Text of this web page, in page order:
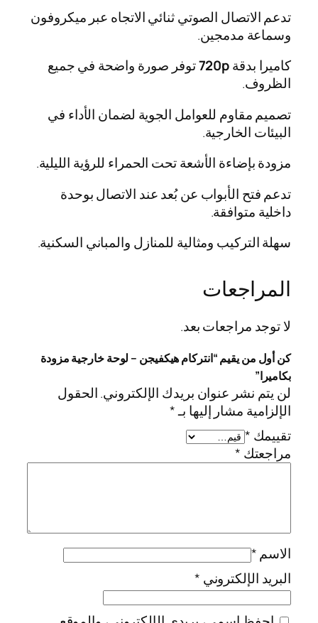
ل
و
ح
ة
ا
ر
ي
م
ز
و
ب
ا
ي
ر
ا
تدعم الاتصال الصوتي ثنائي الاتجاه عبر ميكروفون
وسماعة مدمجين.
كاميرا بدقة720pتوفر صورة واضحة في جميع
الظروف.
تصميم مقاوم للعوامل الجوية لضمان الأداء في
البيئات الخارجية.
مزودة بإضاءة الأشعة تحت الحمراء للرؤية الليلية.
تدعم فتح الأبواب عن بُعد عند الاتصال بوحدة
داخلية متوافقة.
سهلة التركيب ومثالية للمنازل والمباني السكنية.
المراجعات
لا توجد مراجعات بعد.
كن أول من يقيم “انتركام هيكفيجن – لوحة خارجية مزودة
بكاميرا”
لن يتم نشر عنوان بريدك الإلكتروني.الحقول
الإلزامية مشار إليها بـ*
تقييمك *
مراجعتك *
الاسم*
البريد الإلكتروني *